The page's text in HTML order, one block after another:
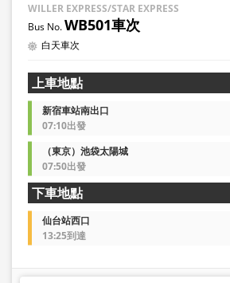
WILLER EXPRESS/STAR EXPRESS
WB501車次
白天車次
上車地點
新宿車站南出口
07:10出發
（東京）池袋太陽城
07:50出發
下車地點
仙台站西口
13:25到達